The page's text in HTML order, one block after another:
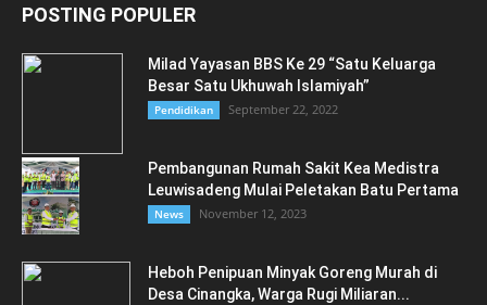
POSTING POPULER
Milad Yayasan BBS Ke 29 “Satu Keluarga
Besar Satu Ukhuwah Islamiyah”
Pendidikan September 22, 2022
Pembangunan Rumah Sakit Kea Medistra
Leuwisadeng Mulai Peletakan Batu Pertama
News November 12, 2023
Heboh Penipuan Minyak Goreng Murah di
Desa Cinangka, Warga Rugi Miliaran...